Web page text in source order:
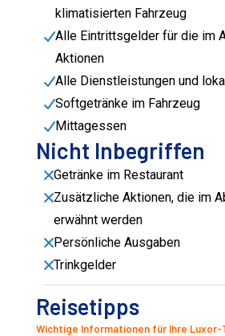
klimatisierten Fahrzeug
Alle Eintrittsgelder für die im
Aktionen
Alle Dienstleistungen und
Softgetränke im Fahrzeug
Mittagessen
Nicht Inbegriffen
Getränke im Restaurant
Zusätzliche Aktionen, die im
erwähnt werden
Persönliche Ausgaben
Trinkgelder
Reisetipps
Wichtige Informationen für Ihre Luxor-